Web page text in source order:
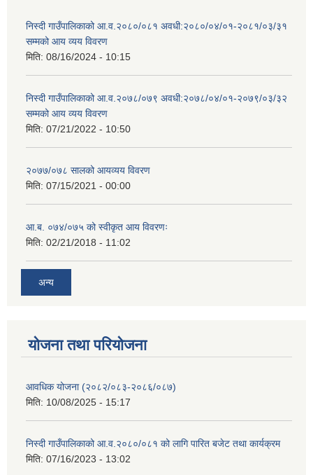
निस्दी गाउँपालिकाको आ.व.२०८०/०८१ अवधी:२०८०/०४/०१-२०८१/०३/३१
सम्मको आय व्यय विवरण
मिति: 08/16/2024 - 10:15
निस्दी गाउँपालिकाको आ.व.२०७८/०७९ अवधी:२०७८/०४/०१-२०७९/०३/३२
सम्मको आय व्यय विवरण
मिति: 07/21/2022 - 10:50
२०७७/०७८ सालको आयव्यय विवरण
मिति: 07/15/2021 - 00:00
आ.ब. ०७४/०७५ को स्वीकृत आय विवरणः
मिति: 02/21/2018 - 11:02
अन्य
योजना तथा परियोजना
आवधिक योजना (२०८२/०८३-२०८६/०८७)
मिति: 10/08/2025 - 15:17
निस्दी गाउँपालिकाको आ.व.२०८०/०८१ को लागि पारित बजेट तथा कार्यक्रम
मिति: 07/16/2023 - 13:02